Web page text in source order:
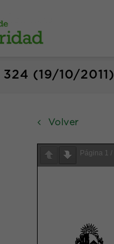
324 (19/10/2011)
Volver
Página 1 /